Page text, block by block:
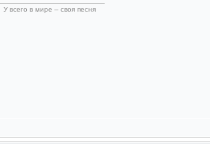
У всего в мире – своя песня